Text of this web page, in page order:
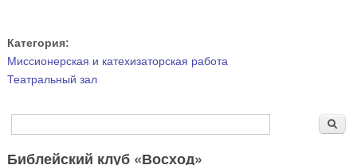
Категория:
Миссионерская и катехизаторская работа
Театральный зал
Форма поиска
Библейский клуб «Восход»